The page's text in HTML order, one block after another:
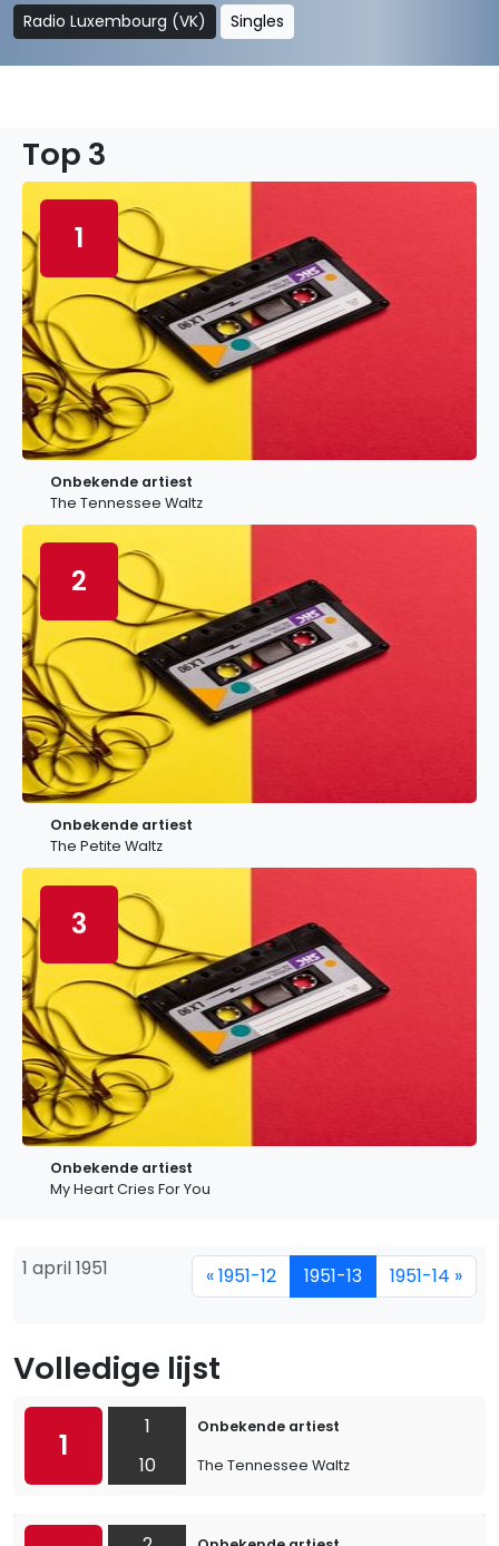
Radio Luxembourg (VK) Singles
Top 3
1
Onbekende artiest
The Tennessee Waltz
2
Onbekende artiest
The Petite Waltz
3
Onbekende artiest
My Heart Cries For You
1 april 1951 « 1951-12 1951-13 1951-14 »
Volledige lijst
1
1
10
Onbekende artiest
The Tennessee Waltz